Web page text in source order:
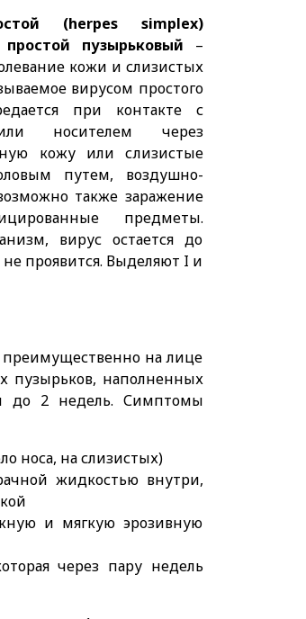
(herpes simplex)
пузырьковый –
кожи и слизистых
вирусом простого
при контакте с
носителем через
кожу или слизистые
путем, воздушно-
также заражение
предметы.
вирус остается до
проявится. Выделяют I и
преимущественно на лице
пузырьков, наполненных
до 2 недель. Симптомы
носа, на слизистых)
жидкостью внутри,
и мягкую эрозивную
через пару недель